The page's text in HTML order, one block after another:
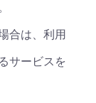
合は、利用
サービスを